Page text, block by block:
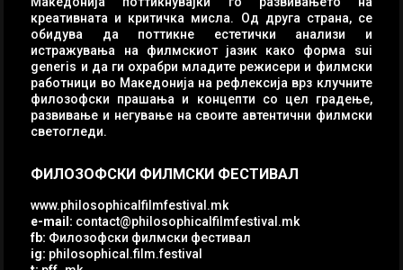
креативната и критичка мисла. Од друга страна, се
обидува да поттикне естетички анализи и
истражувања на филмскиот јазик како форма sui
generis и да ги охрабри младите режисери и филмски
работници во Македонија на рефлексија врз клучните
филозофски прашања и концепти со цел градење,
развивање и негување на своите автентични филмски
светогледи.
ФИЛОЗОФСКИ ФИЛМСКИ ФЕСТИВАЛ
www.philosophicalfilmfestival.mk
e-mail: contact@philosophicalfilmfestival.mk
fb: Филозофски филмски фестивал
ig: philosophical.film.festival